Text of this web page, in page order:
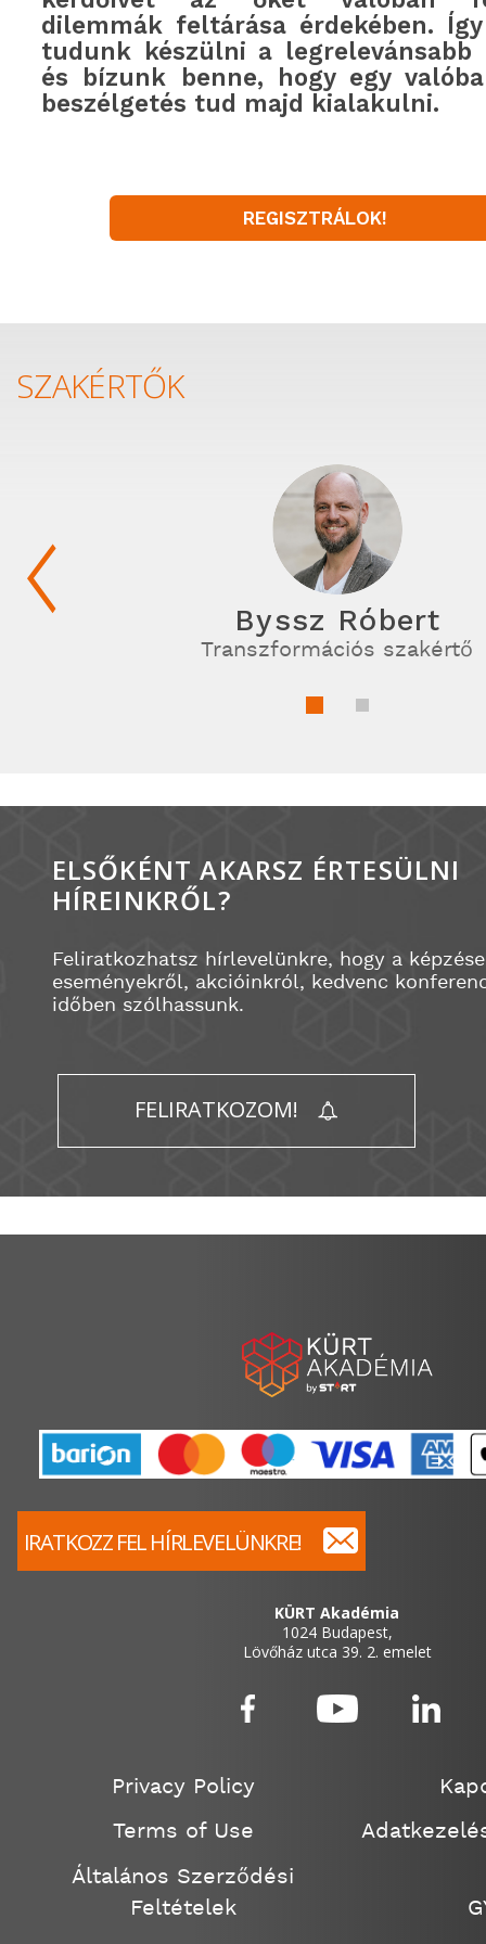
dilemmák feltárása érdekében.
tudunk készülni a legrelevánsabb
és bízunk benne, hogy egy
beszélgetés tud majd kialakulni.
REGISZTRÁLOK!
SZAKÉRTŐK
Byssz Róbert
Transzformációs szakértő
ELSŐKÉNT AKARSZ ÉRTESÜLNI
HÍREINKRŐL?
Feliratkozhatsz hírlevelünkre, hogy a
eseményekről, akcióinkról, kedvenc
időben szólhassunk.
FELIRATKOZOM!
KÜRT Akadémia
1024 Budapest,
Lövőház utca 39. 2. emelet
IRATKOZZ FEL HÍRLEVELÜNKRE!
Privacy Policy
Terms of Use
Általános Szerződési
Feltételek